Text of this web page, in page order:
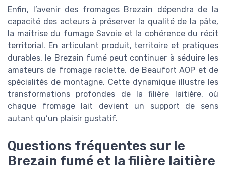
Enfin, l’avenir des fromages Brezain dépendra de la
capacité des acteurs à préserver la qualité de la pâte,
la maîtrise du fumage Savoie et la cohérence du récit
territorial. En articulant produit, territoire et pratiques
durables, le Brezain fumé peut continuer à séduire les
amateurs de fromage raclette, de Beaufort AOP et de
spécialités de montagne. Cette dynamique illustre les
transformations profondes de la filière laitière, où
chaque fromage lait devient un support de sens
autant qu’un plaisir gustatif.
Questions fréquentes sur le
Brezain fumé et la filière laitière